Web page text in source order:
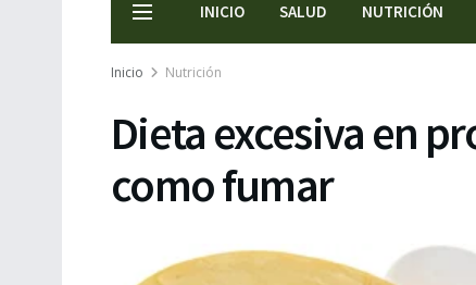
INICIO SALUD NUTRICIÓN
Inicio Nutrición
Dieta excesiva en
como fumar